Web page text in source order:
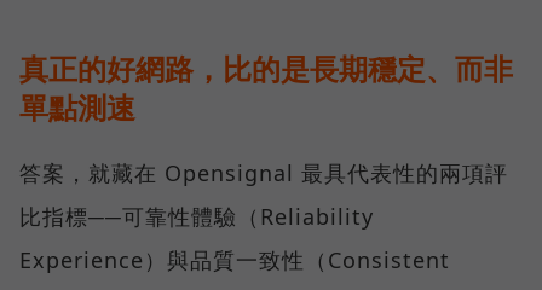
真正的好網路，比的是長期穩定、而非
單點測速
答案，就藏在 Opensignal 最具代表性的兩項評
比指標──可靠性體驗（Reliability
Experience）與品質一致性（Consistent